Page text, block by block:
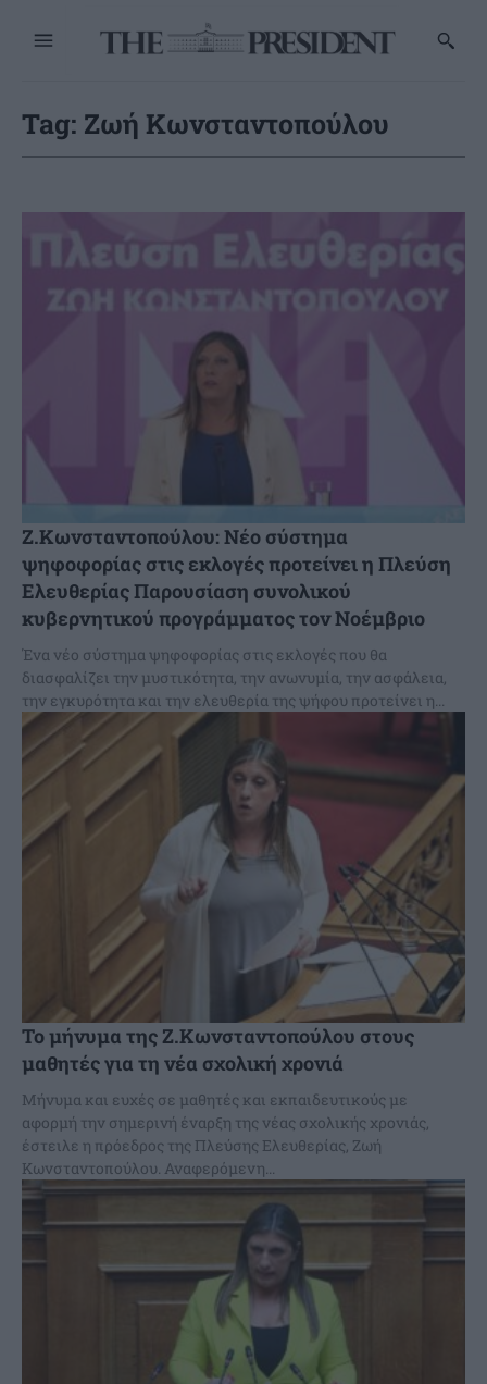
Tag: Ζωή Κωνσταντοπούλου
Z.Κωνσταντοπούλου: Νέο σύστημα
ψηφοφορίας στις εκλογές προτείνει η Πλεύση
Ελευθερίας Παρουσίαση συνολικού
κυβερνητικού προγράμματος τον Νοέμβριο
Ένα νέο σύστημα ψηφοφορίας στις εκλογές που θα
διασφαλίζει την μυστικότητα, την ανωνυμία, την ασφάλεια,
την εγκυρότητα και την ελευθερία της ψήφου προτείνει η...
Το μήνυμα της Ζ.Κωνσταντοπούλου στους
μαθητές για τη νέα σχολική χρονιά
Μήνυμα και ευχές σε μαθητές και εκπαιδευτικούς με
αφορμή την σημερινή έναρξη της νέας σχολικής χρονιάς,
έστειλε η πρόεδρος της Πλεύσης Ελευθερίας, Ζωή
Κωνσταντοπούλου. Αναφερόμενη...